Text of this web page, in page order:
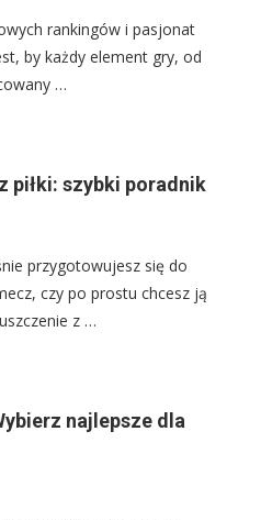
rankingów i pasjonat
by każdy element gry, od
…
piłki: szybki poradnik
przygotowujesz się do
czy po prostu chcesz ją
z …
najlepsze dla